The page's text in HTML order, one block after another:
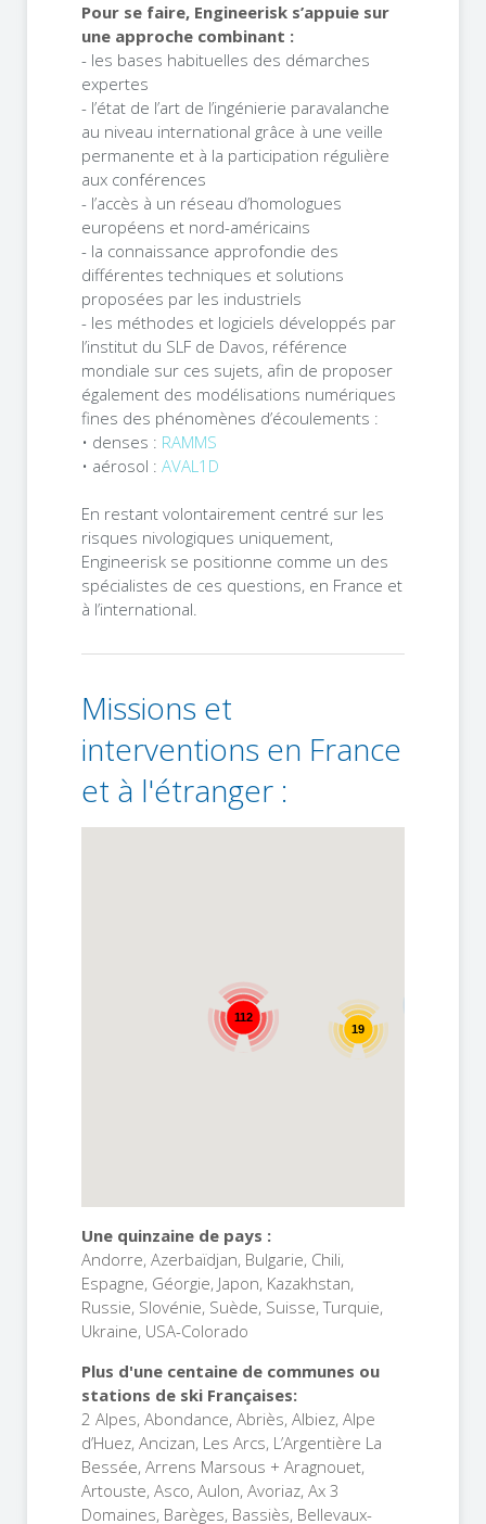
Pour se faire, Engineerisk s’appuie sur
une approche combinant :
- les bases habituelles des démarches
expertes
- l’état de l’art de l’ingénierie paravalanche
au niveau international grâce à une veille
permanente et à la participation régulière
aux conférences
- l’accès à un réseau d’homologues
européens et nord-américains
- la connaissance approfondie des
différentes techniques et solutions
proposées par les industriels
- les méthodes et logiciels développés par
l’institut du SLF de Davos, référence
mondiale sur ces sujets, afin de proposer
également des modélisations numériques
fines des phénomènes d’écoulements :
• denses : RAMMS
• aérosol : AVAL1D
En restant volontairement centré sur les
risques nivologiques uniquement,
Engineerisk se positionne comme un des
spécialistes de ces questions, en France et
à l’international.
Missions et
interventions en France
et à l'étranger :
112
19
Une quinzaine de pays :
Andorre, Azerbaïdjan, Bulgarie, Chili,
Espagne, Géorgie, Japon, Kazakhstan,
Russie, Slovénie, Suède, Suisse, Turquie,
Ukraine, USA-Colorado
Plus d'une centaine de communes ou
stations de ski Françaises:
2 Alpes, Abondance, Abriès, Albiez, Alpe
d’Huez, Ancizan, Les Arcs, L’Argentière La
Bessée, Arrens Marsous + Aragnouet,
Artouste, Asco, Aulon, Avoriaz, Ax 3
Domaines, Barèges, Bassiès, Bellevaux-